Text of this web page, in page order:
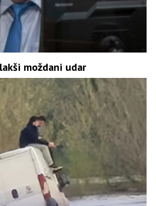
moždani udar